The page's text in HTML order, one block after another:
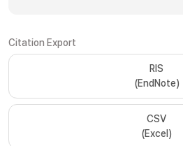
Citation Export
RIS
(EndNote)
CSV
(Excel)